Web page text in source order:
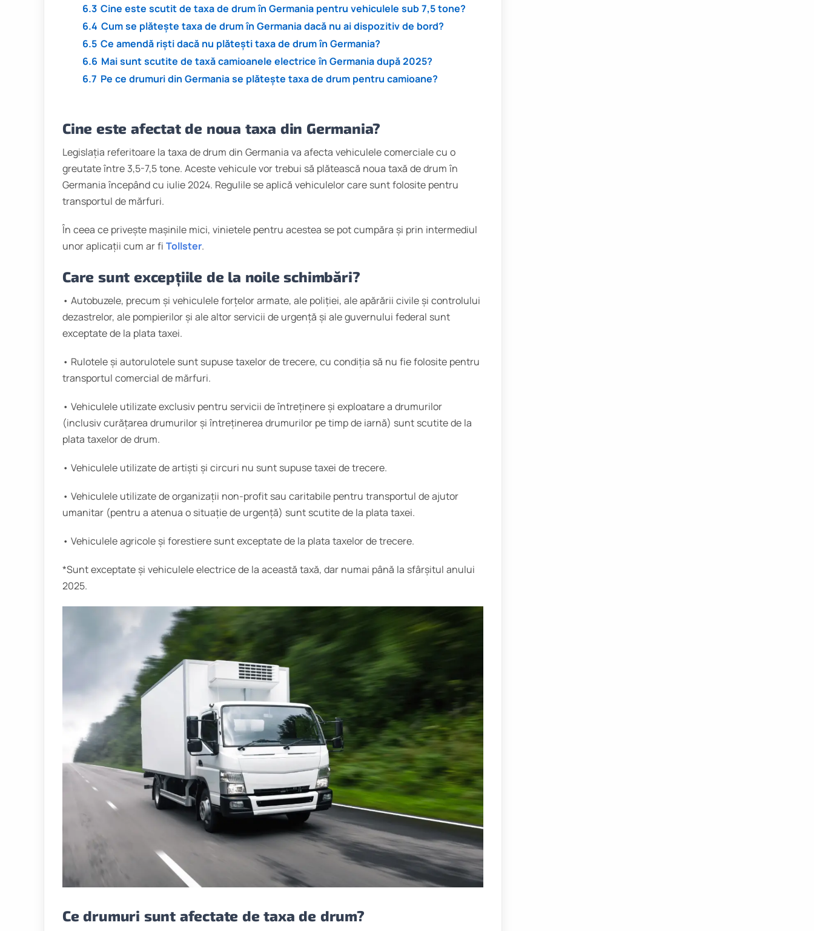
6.3 Cine este scutit de taxa de drum în Germania pentru vehiculele sub 7,5 tone?
6.4 Cum se plătește taxa de drum în Germania dacă nu ai dispozitiv de bord?
6.5 Ce amendă riști dacă nu plătești taxa de drum în Germania?
6.6 Mai sunt scutite de taxă camioanele electrice în Germania după 2025?
6.7 Pe ce drumuri din Germania se plătește taxa de drum pentru camioane?
Cine este afectat de noua taxa din Germania?
Legislația referitoare la taxa de drum din Germania va afecta vehiculele comerciale cu o
greutate între 3,5-7,5 tone. Aceste vehicule vor trebui să plătească noua taxă de drum în
Germania începând cu iulie 2024. Regulile se aplică vehiculelor care sunt folosite pentru
transportul de mărfuri.
În ceea ce privește mașinile mici, vinietele pentru acestea se pot cumpăra și prin intermediul
unor aplicații cum ar fi Tollster.
Care sunt excepțiile de la noile schimbări?
• Autobuzele, precum și vehiculele forțelor armate, ale poliției, ale apărării civile și controlului
dezastrelor, ale pompierilor și ale altor servicii de urgență și ale guvernului federal sunt
exceptate de la plata taxei.
• Rulotele și autorulotele sunt supuse taxelor de trecere, cu condiția să nu fie folosite pentru
transportul comercial de mărfuri.
• Vehiculele utilizate exclusiv pentru servicii de întreținere și exploatare a drumurilor
(inclusiv curățarea drumurilor și întreținerea drumurilor pe timp de iarnă) sunt scutite de la
plata taxelor de drum.
• Vehiculele utilizate de artiști și circuri nu sunt supuse taxei de trecere.
• Vehiculele utilizate de organizații non-profit sau caritabile pentru transportul de ajutor
umanitar (pentru a atenua o situație de urgență) sunt scutite de la plata taxei.
• Vehiculele agricole și forestiere sunt exceptate de la plata taxelor de trecere.
*Sunt exceptate și vehiculele electrice de la această taxă, dar numai până la sfârșitul anului
2025.
Ce drumuri sunt afectate de taxa de drum?